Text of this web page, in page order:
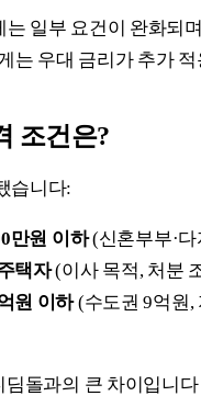
일부 요건이 완화되
는 우대 금리가 추가
조건은?
습니다:
만원 이하(신혼부부·다
택자(이사 목적, 처분
원 이하(수도권 9억원,
돌과의 큰 차이입니